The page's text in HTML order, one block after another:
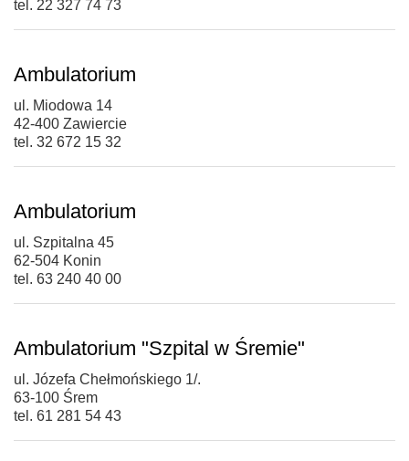
tel. 22 327 74 73
Ambulatorium
ul. Miodowa 14
42-400 Zawiercie
tel. 32 672 15 32
Ambulatorium
ul. Szpitalna 45
62-504 Konin
tel. 63 240 40 00
Ambulatorium "Szpital w Śremie"
ul. Józefa Chełmońskiego 1/.
63-100 Śrem
tel. 61 281 54 43